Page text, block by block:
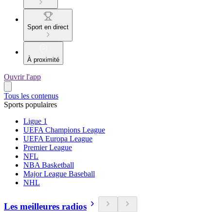
Sport en direct
À proximité
Ouvrir l'app
Tous les contenus
Sports populaires
Ligue 1
UEFA Champions League
UEFA Europa League
Premier League
NFL
NBA Basketball
Major League Baseball
NHL
Les meilleures radios